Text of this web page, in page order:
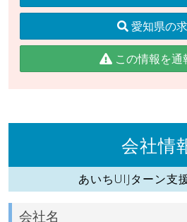
愛知県の
この情報を通
会社情
あいちUIJターン支
会社名